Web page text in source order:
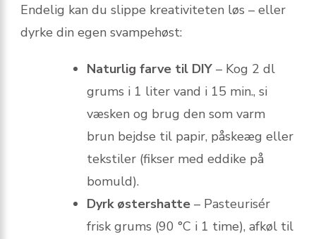
Endelig kan du slippe kreativiteten løs – eller
dyrke din egen svampehøst:
Naturlig farve til DIY – Kog 2 dl
grums i 1 liter vand i 15 min., si
væsken og brug den som varm
brun bejdse til papir, påskeæg eller
tekstiler (fikser med eddike på
bomuld).
Dyrk østershatte – Pasteurisér
frisk grums (90 °C i 1 time), afkøl til